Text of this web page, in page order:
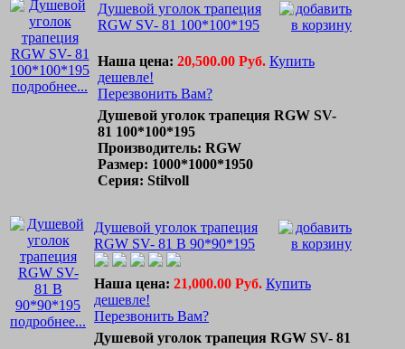
подробнее...
Душевой уголок трапеция
RGW SV- 81 100*100*195
Наша цена: 20,500.00 Руб. Купить
дешевле!
Перезвонить Вам?
Душевой уголок трапеция RGW SV-
81 100*100*195
Производитель: RGW
Размер: 1000*1000*1950
Серия: Stilvoll
подробнее...
Душевой уголок трапеция
RGW SV- 81 B 90*90*195
Наша цена: 21,000.00 Руб. Купить
дешевле!
Перезвонить Вам?
Душевой уголок трапеция RGW SV- 81